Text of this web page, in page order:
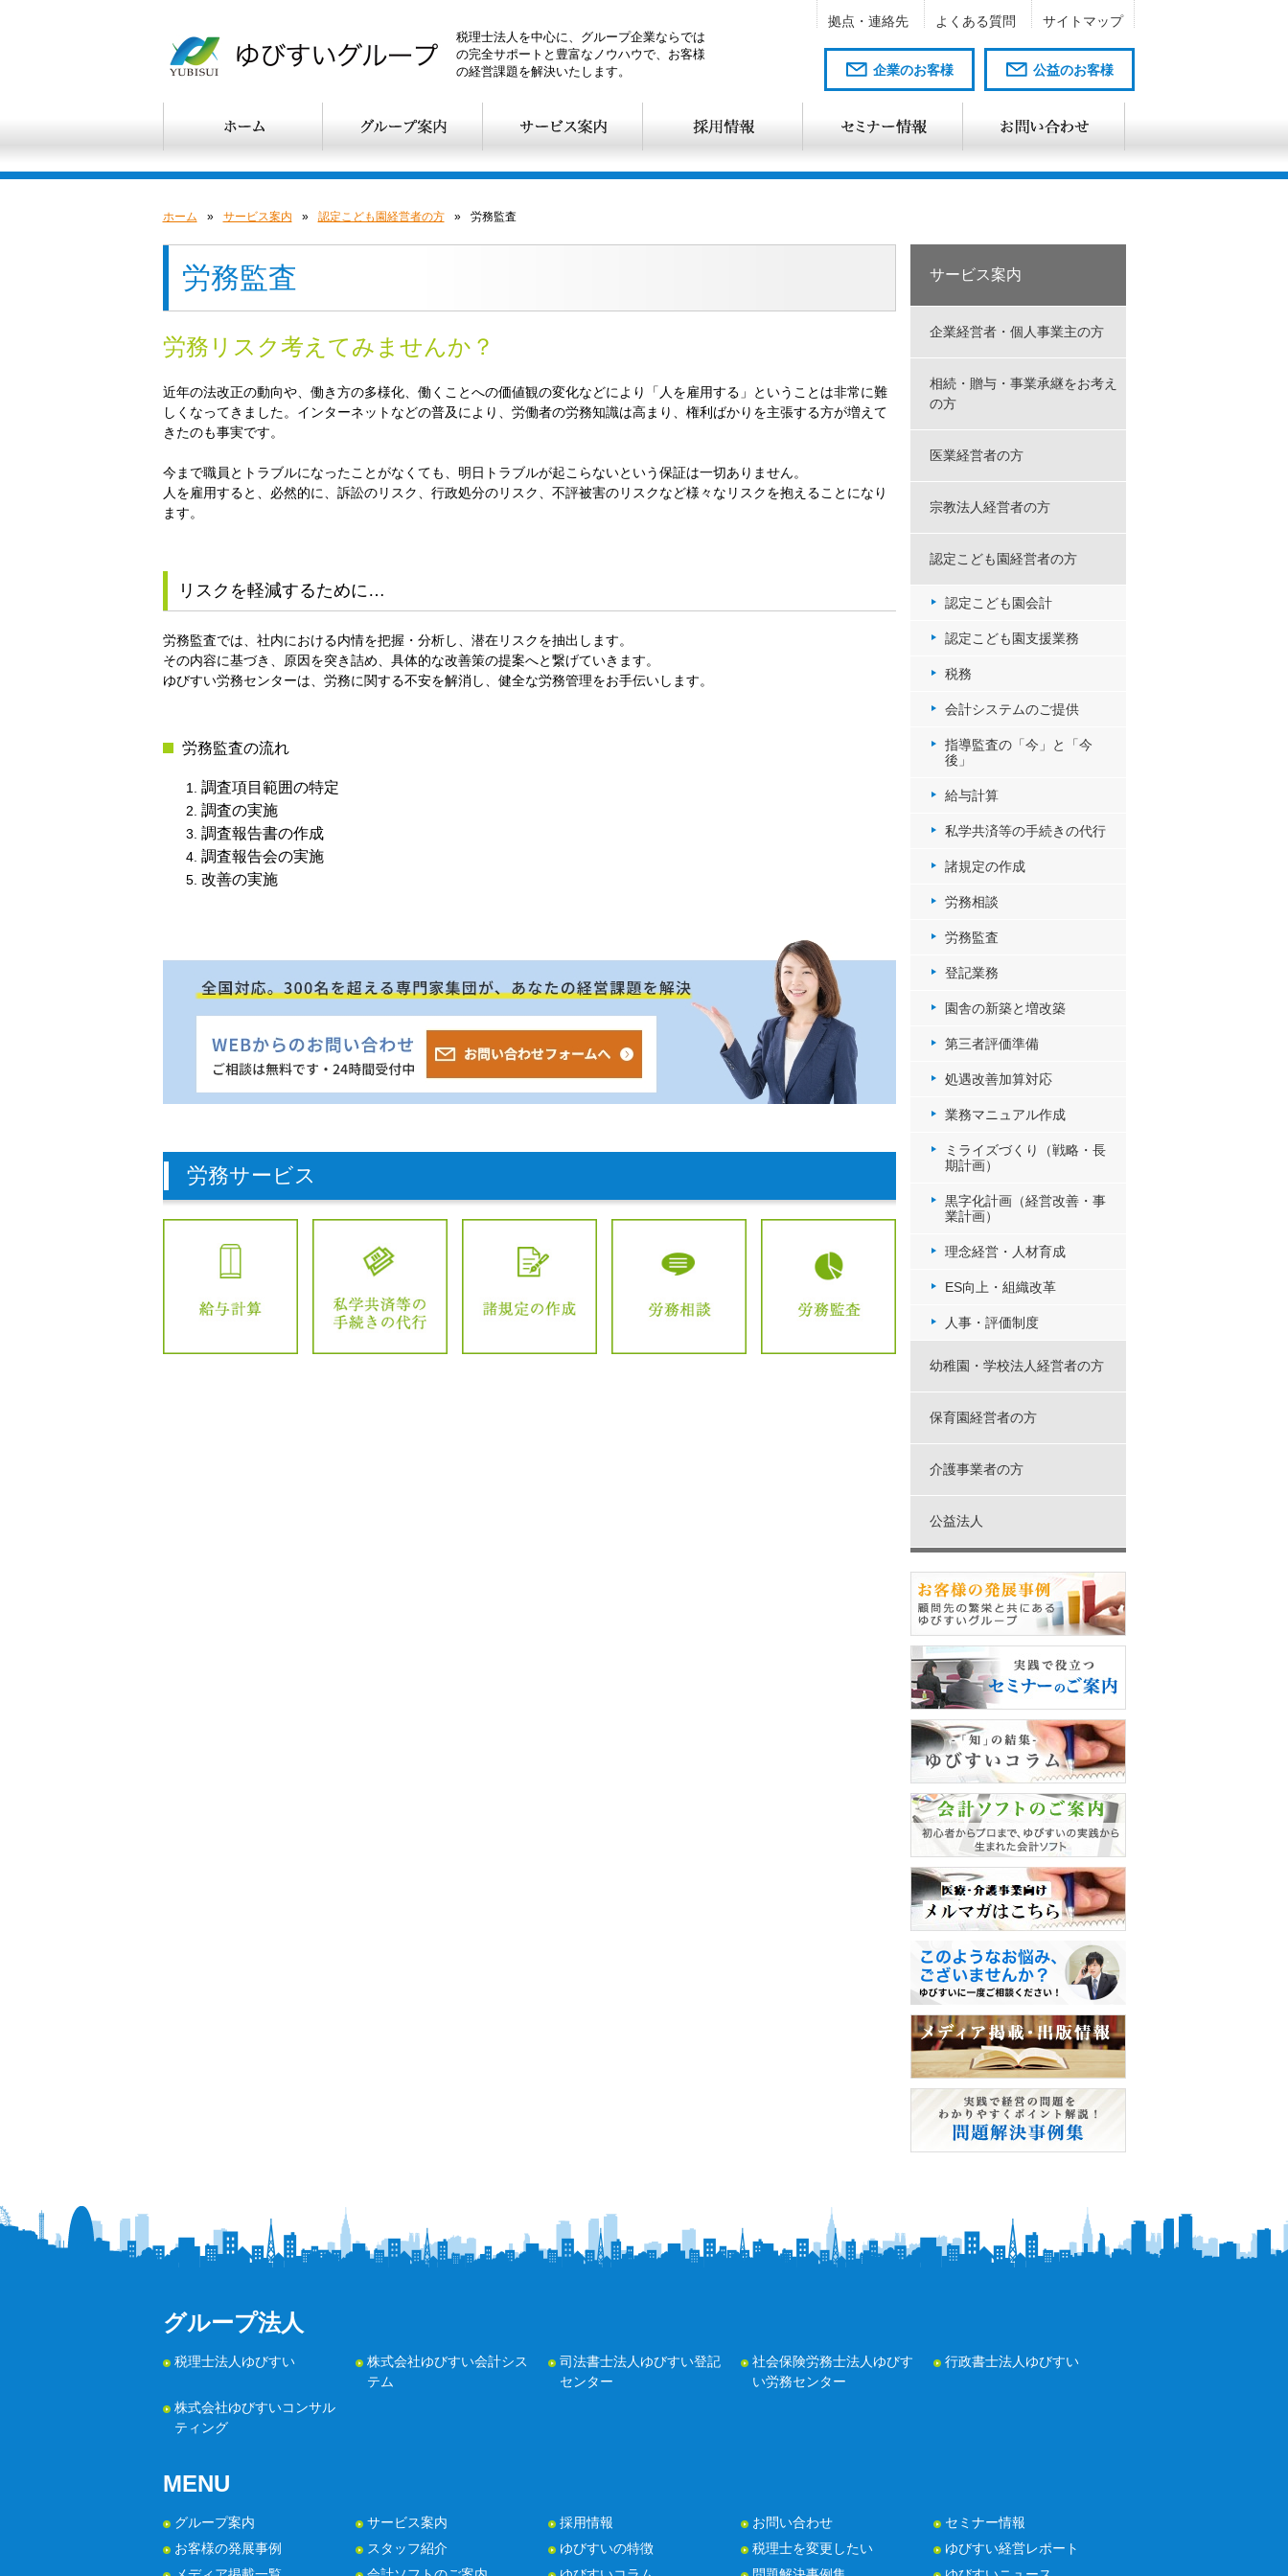
税理士法人を中心に、グループ企業ならでは
の完全サポートと豊富なノウハウで、お客様
の経営課題を解決いたします。
拠点・連絡先 よくある質問 サイトマップ
企業のお客様 公益のお客様
ホーム » サービス案内 » 認定こども園経営者の方 » 労務監査
労務監査
労務リスク考えてみませんか？
近年の法改正の動向や、働き方の多様化、働くことへの価値観の変化などにより「人を雇用する」ということは非常に難
しくなってきました。インターネットなどの普及により、労働者の労務知識は高まり、権利ばかりを主張する方が増えて
きたのも事実です。
今まで職員とトラブルになったことがなくても、明日トラブルが起こらないという保証は一切ありません。
人を雇用すると、必然的に、訴訟のリスク、行政処分のリスク、不評被害のリスクなど様々なリスクを抱えることになり
ます。
リスクを軽減するために…
労務監査では、社内における内情を把握・分析し、潜在リスクを抽出します。
その内容に基づき、原因を突き詰め、具体的な改善策の提案へと繋げていきます。
ゆびすい労務センターは、労務に関する不安を解消し、健全な労務管理をお手伝いします。
労務監査の流れ
調査項目範囲の特定
調査の実施
調査報告書の作成
調査報告会の実施
改善の実施
労務サービス
サービス案内
企業経営者・個人事業主の方
相続・贈与・事業承継をお考え
の方
医業経営者の方
宗教法人経営者の方
認定こども園経営者の方
認定こども園会計
認定こども園支援業務
税務
会計システムのご提供
指導監査の「今」と「今
後」
給与計算
私学共済等の手続きの代行
諸規定の作成
労務相談
労務監査
登記業務
園舎の新築と増改築
第三者評価準備
処遇改善加算対応
業務マニュアル作成
ミライズづくり（戦略・長
期計画）
黒字化計画（経営改善・事
業計画）
理念経営・人材育成
ES向上・組織改革
人事・評価制度
幼稚園・学校法人経営者の方
保育園経営者の方
介護事業者の方
公益法人
グループ法人
税理士法人ゆびすい
株式会社ゆびすい会計シス
テム
司法書士法人ゆびすい登記
センター
社会保険労務士法人ゆびす
い労務センター
行政書士法人ゆびすい
株式会社ゆびすいコンサル
ティング
MENU
グループ案内 サービス案内 採用情報 お問い合わせ
セミナー情報
お客様の発展事例
スタッフ紹介 ゆびすいの特徴 税理士を変更したい
ゆびすい経営レポート